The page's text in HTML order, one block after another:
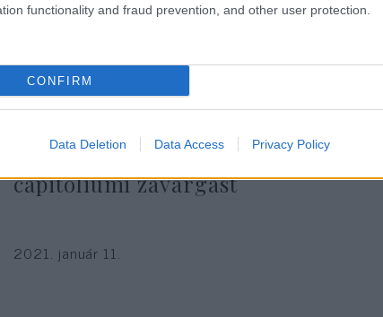
functionality and fraud prevention, and other user protection.
CONFIRM
Data Deletion Data Access Privacy Policy
kristályéjszakához hasonlította a
capitoliumi zavargást
2021. január 11.